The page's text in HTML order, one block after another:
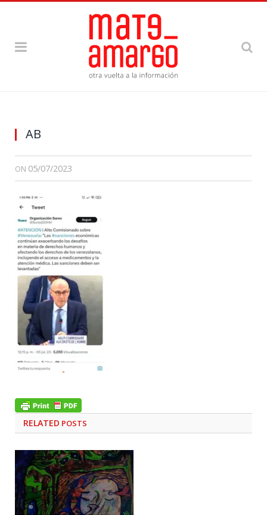
AB
ON 05/07/2023
RELATED POSTS